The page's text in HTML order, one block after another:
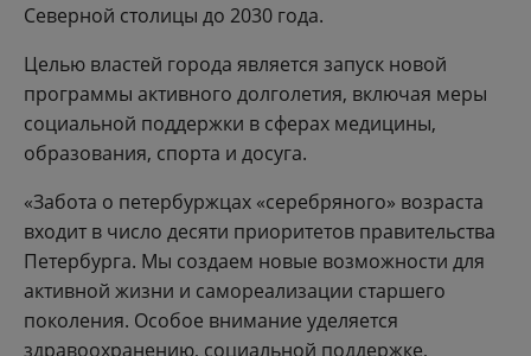
Северной столицы до 2030 года.
Целью властей города является запуск новой
программы активного долголетия, включая меры
социальной поддержки в сферах медицины,
образования, спорта и досуга.
«Забота о петербуржцах «серебряного» возраста
входит в число десяти приоритетов правительства
Петербурга. Мы создаем новые возможности для
активной жизни и самореализации старшего
поколения. Особое внимание уделяется
здравоохранению, социальной поддержке,